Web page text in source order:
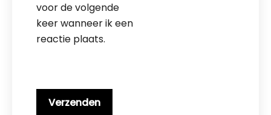
voor de volgende
keer wanneer ik een
reactie plaats.